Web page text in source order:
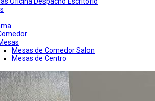
Mesas de Comedor Salon
Mesas de Centro